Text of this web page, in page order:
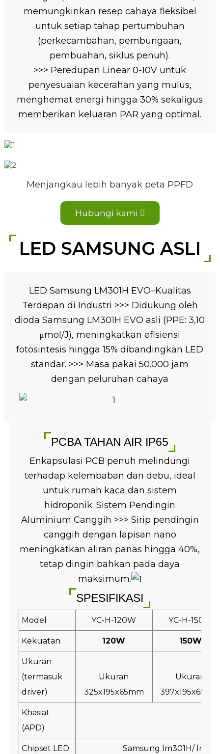
memungkinkan resep cahaya fleksibel
untuk setiap tahap pertumbuhan
(perkecambahan, pembungaan,
pembuahan, siklus penuh).
>>> Peredupan Linear 0-10V untuk
penyesuaian kecerahan yang mulus,
menghemat energi hingga 30% sekaligus
memberikan keluaran PAR yang optimal.
Menjangkau lebih banyak peta PPFD
Hubungi kami
LED SAMSUNG ASLI
LED Samsung LM301H EVO–Kualitas
Terdepan di Industri >>> Didukung oleh
dioda Samsung LM301H EVO asli (PPE: 3,10
μmol/J), meningkatkan efisiensi
fotosintesis hingga 15% dibandingkan LED
standar. >>> Masa pakai 50.000 jam
dengan peluruhan cahaya
PCBA TAHAN AIR IP65
Enkapsulasi PCB penuh melindungi
terhadap kelembaban dan debu, ideal
untuk rumah kaca dan sistem
hidroponik. Sistem Pendingin
Aluminium Canggih >>> Sirip pendingin
canggih dengan lapisan nano
meningkatkan aliran panas hingga 40%,
tetap dingin bahkan pada daya
maksimum.
SPESIFIKASI
Model YC-H-120W YC-H-150W
Kekuatan 120W 150W
Ukuran
(termasuk
driver)
Ukuran
325x195x65mm
Ukuran
Khasiat
(APD)
Chipset LED Samsung lm301H/